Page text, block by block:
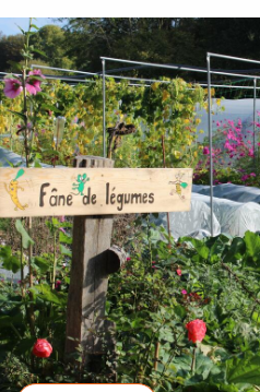
Aller
au
contenu
principal